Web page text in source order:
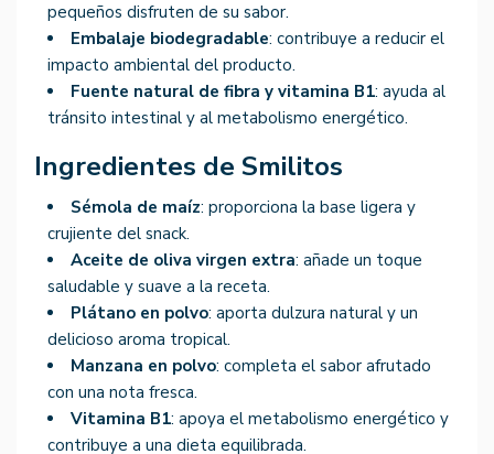
pequeños disfruten de su sabor.
Embalaje biodegradable: contribuye a reducir el
impacto ambiental del producto.
Fuente natural de fibra y vitamina B1: ayuda al
tránsito intestinal y al metabolismo energético.
Ingredientes de Smilitos
Sémola de maíz: proporciona la base ligera y
crujiente del snack.
Aceite de oliva virgen extra: añade un toque
saludable y suave a la receta.
Plátano en polvo: aporta dulzura natural y un
delicioso aroma tropical.
Manzana en polvo: completa el sabor afrutado
con una nota fresca.
Vitamina B1: apoya el metabolismo energético y
contribuye a una dieta equilibrada.